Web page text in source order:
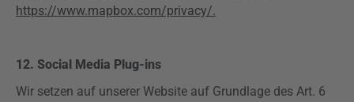
https://www.mapbox.com/privacy/.
12. Social Media Plug-ins
Wir setzen auf unserer Website auf Grundlage des Art. 6